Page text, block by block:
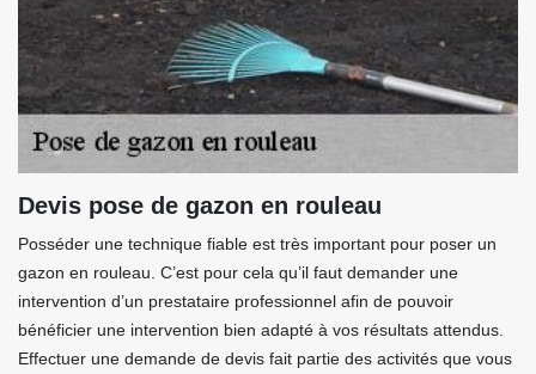
Devis pose de gazon en rouleau
Posséder une technique fiable est très important pour poser un
gazon en rouleau. C’est pour cela qu’il faut demander une
intervention d’un prestataire professionnel afin de pouvoir
bénéficier une intervention bien adapté à vos résultats attendus.
Effectuer une demande de devis fait partie des activités que vous